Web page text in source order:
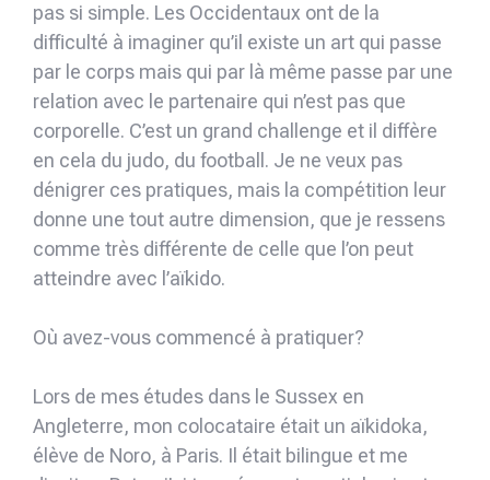
pas si simple. Les Occidentaux ont de la
difficulté à imaginer qu’il existe un art qui passe
par le corps mais qui par là même passe par une
relation avec le partenaire qui n’est pas que
corporelle. C’est un grand challenge et il diffère
en cela du judo, du football. Je ne veux pas
dénigrer ces pratiques, mais la compétition leur
donne une tout autre dimension, que je ressens
comme très différente de celle que l’on peut
atteindre avec l’aïkido.
Où avez-vous commencé à pratiquer?
Lors de mes études dans le Sussex en
Angleterre, mon colocataire était un aïkidoka,
élève de Noro, à Paris. Il était bilingue et me